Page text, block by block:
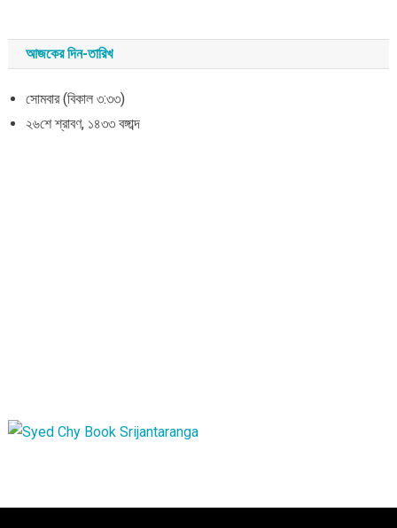
আজকের দিন-তারিখ
সোমবার (বিকাল ৩:৩৩)
২৬শে শ্রাবণ, ১৪৩৩ বঙ্গাব্দ